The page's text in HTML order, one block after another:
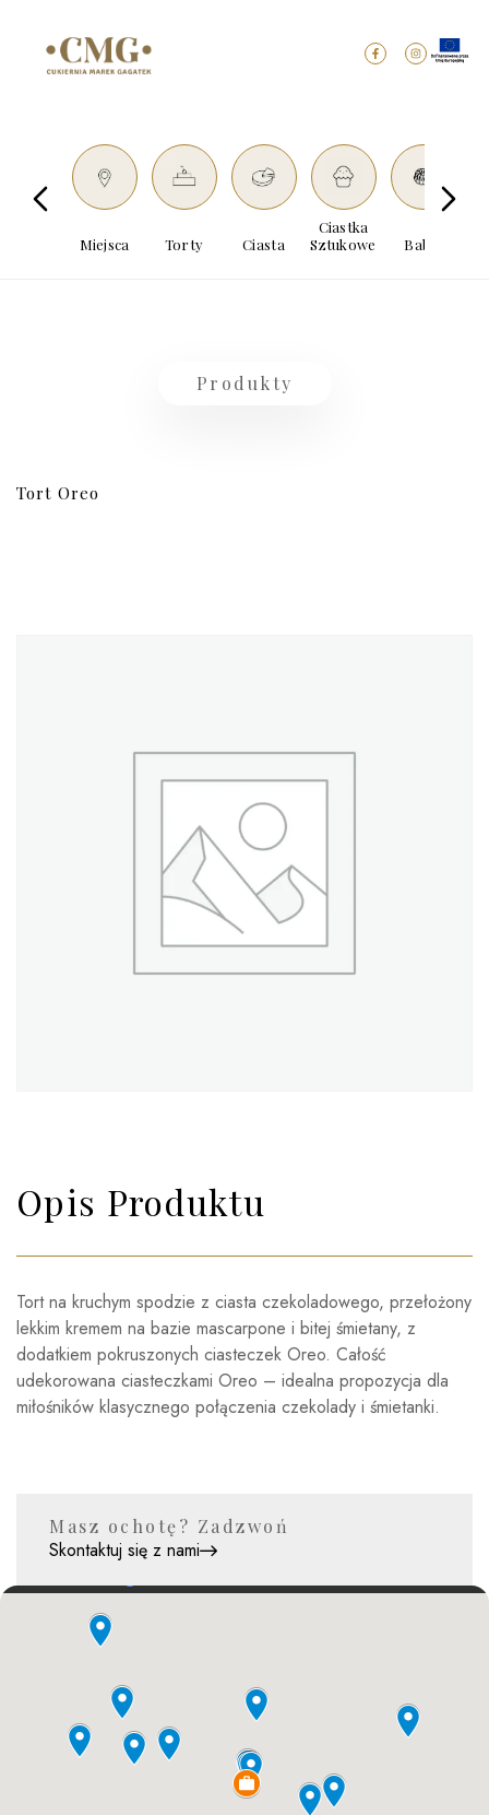
Miejsca Torty Ciasta
Ciastka
Sztukowe
Babki
Produkty
Tort Oreo
Opis Produktu
Tort na kruchym spodzie z ciasta czekoladowego, przełożony
lekkim kremem na bazie mascarpone i bitej śmietany, z
dodatkiem pokruszonych ciasteczek Oreo. Całość
udekorowana ciasteczkami Oreo – idealna propozycja dla
miłośników klasycznego połączenia czekolady i śmietanki.
Masz ochotę? Zadzwoń
Skontaktuj się z nami